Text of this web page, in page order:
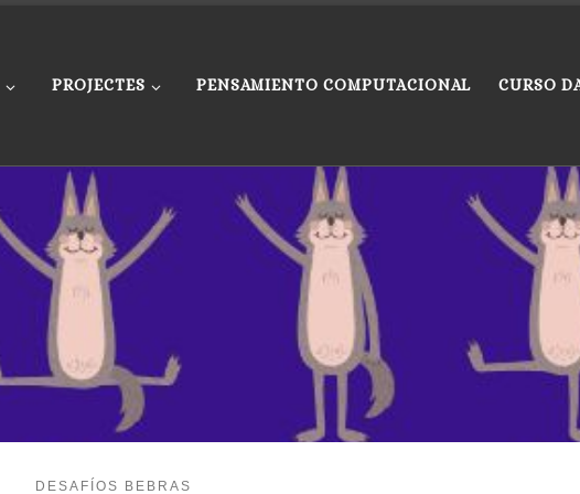
PROJECTES PENSAMIENTO COMPUTACIONAL CURSO
DESAFÍOS BEBRAS